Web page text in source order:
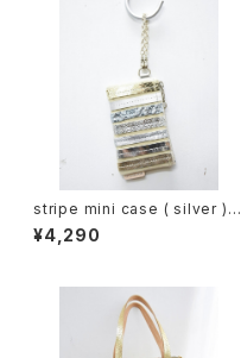
stripe mini case ( silver ) -
みなも
¥4,290